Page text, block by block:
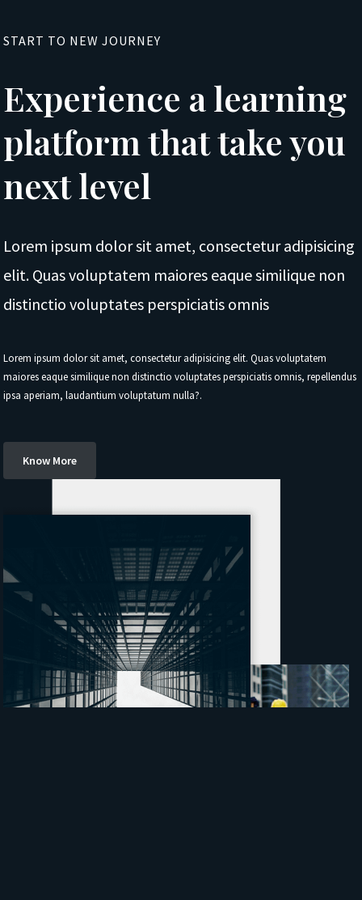
START TO NEW JOURNEY
Experience a learning
platform that take you
next level
Lorem ipsum dolor sit amet, consectetur adipisicing
elit. Quas voluptatem maiores eaque similique non
distinctio voluptates perspiciatis omnis
Lorem ipsum dolor sit amet, consectetur adipisicing elit. Quas voluptatem
maiores eaque similique non distinctio voluptates perspiciatis omnis, repellendus
ipsa aperiam, laudantium voluptatum nulla?.
Know More